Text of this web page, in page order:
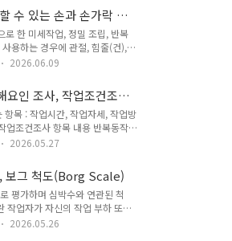
크게하여 둔감하게 ..
을 1 sone으로 하고 10 phon
관적 크기를 dB 기준으로 환산
phonc) sone = 체감 크기의 절
)d) 80 dB @ 1,000 Hz = 80
람 귀는 주파수마다 민감도가
수 있는 손과 손가락 질
로 한 미세작업, 정밀 조립, 반복
용하는 경우에 관절, 힘줄(건),
여 다양한 직업성 질환으로 이어
락에 나타날 수 있는 질환 3가지
관절염2. 방아쇠수지3. 백색수지
근 중수관절의 퇴행성관절염= 엄
절염(Thumb Carpometacarpal
가락 뿌리 관절이 닳는 병 2.
가..
2026.06.09
요인 조사, 작업조건조사
목 : 작업시간, 작업자세, 작업방
업조건조사 항목 내용 반복동작부
스진동작업시간작업방법기타
에 3년마다 다음 각 호의 사항에
하여야 한다. 다만, 신설되는 사
이내에 최초의 유해요인 조사
해당하는 항목 중 하나라도 빠
우에는 유해요인조사를 실시한
2026.05.27
보그 척도(Borg Scale)
평가하며 심박수와 연관된 척
업자가 자신의 작업 부하 또는
로 지각하여 수치화한 자각적 운
2026.05.26